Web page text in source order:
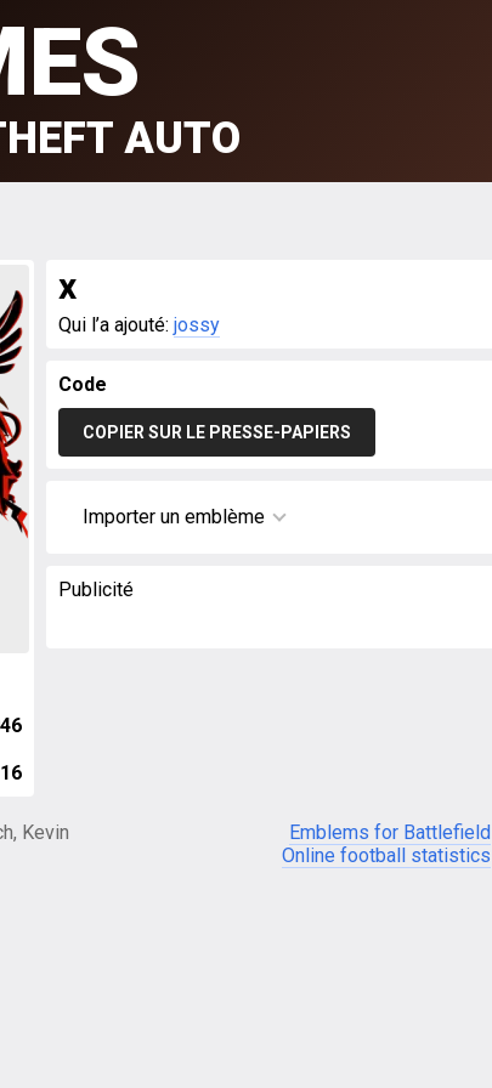
AUTO
16
x
Qui l’a ajouté: jossy
Code
COPIER SUR LE PRESSE-PAPIERS
Importer un emblème
Publicité
Kevin
Emblems for Battlefield
Online football statistics